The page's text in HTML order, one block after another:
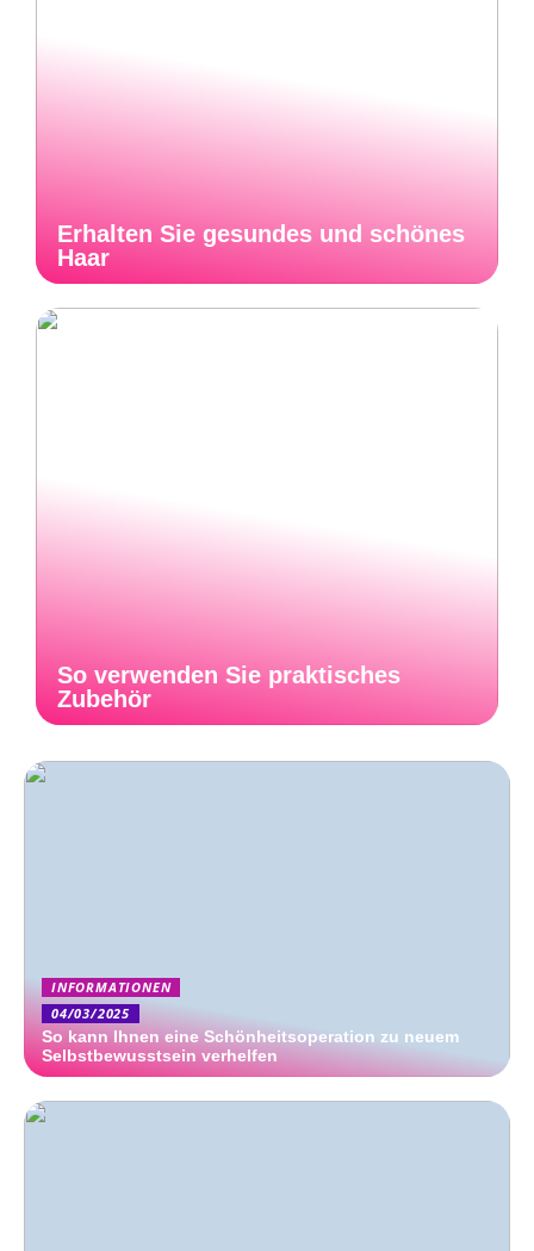
Erhalten Sie gesundes und schönes
Haar
So verwenden Sie praktisches
Zubehör
INFORMATIONEN
04/03/2025
So kann Ihnen eine Schönheitsoperation zu neuem
Selbstbewusstsein verhelfen